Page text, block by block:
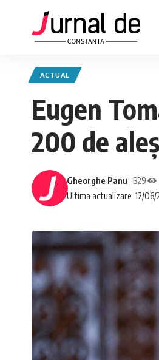
ACTUAL
Eugen
200 de
Ultima actualizare: 12/06/
Gheorghe Panu 329